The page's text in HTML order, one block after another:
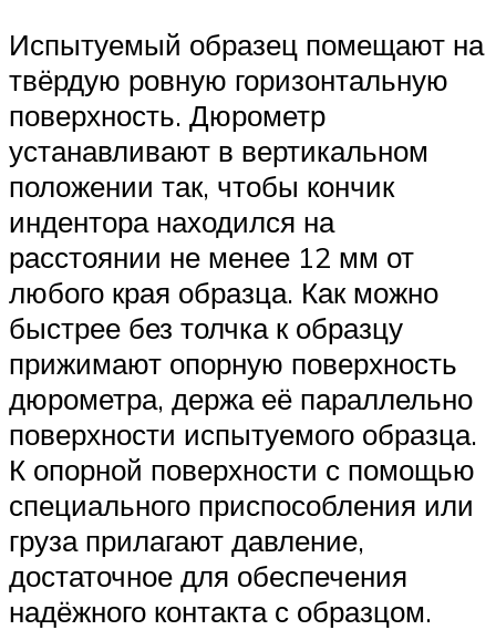
Испытуемый образец помещают на
твёрдую ровную горизонтальную
поверхность. Дюрометр
устанавливают в вертикальном
положении так, чтобы кончик
индентора находился на
расстоянии не менее 12 мм от
любого края образца. Как можно
быстрее без толчка к образцу
прижимают опорную поверхность
дюрометра, держа её параллельно
поверхности испытуемого образца.
К опорной поверхности с помощью
специального приспособления или
груза прилагают давление,
достаточное для обеспечения
надёжного контакта с образцом.